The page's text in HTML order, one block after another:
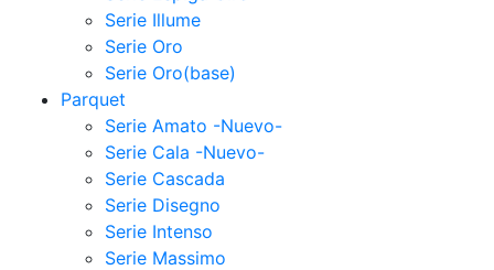
Serie Illume
Serie Oro
Serie Oro(base)
Parquet
Serie Amato -Nuevo-
Serie Cala -Nuevo-
Serie Cascada
Serie Disegno
Serie Intenso
Serie Massimo